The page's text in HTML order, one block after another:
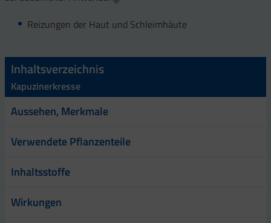
Reizungen der Haut und Schleimhäute
Inhaltsverzeichnis
Kapuzinerkresse
Aussehen, Merkmale
Verwendete Pflanzenteile
Inhaltsstoffe
Wirkungen